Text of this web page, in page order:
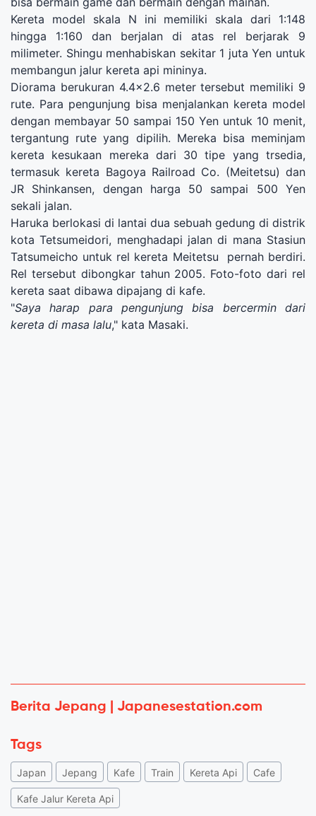
Kereta model skala N ini memiliki skala dari 1:148
hingga 1:160 dan berjalan di atas rel berjarak 9
milimeter. Shingu menhabiskan sekitar 1 juta Yen untuk
membangun jalur kereta api mininya.
Diorama berukuran 4.4x2.6 meter tersebut memiliki 9
rute. Para pengunjung bisa menjalankan kereta model
dengan membayar 50 sampai 150 Yen untuk 10 menit,
tergantung rute yang dipilih. Mereka bisa meminjam
kereta kesukaan mereka dari 30 tipe yang trsedia,
termasuk kereta Bagoya Railroad Co. (Meitetsu) dan
JR Shinkansen, dengan harga 50 sampai 500 Yen
sekali jalan.
Haruka berlokasi di lantai dua sebuah gedung di distrik
kota Tetsumeidori, menghadapi jalan di mana Stasiun
Tatsumeicho untuk rel kereta Meitetsu pernah berdiri.
Rel tersebut dibongkar tahun 2005. Foto-foto dari rel
kereta saat dibawa dipajang di kafe.
"Saya harap para pengunjung bisa bercermin dari
kereta di masa lalu," kata Masaki.
Berita Jepang | Japanesestation.com
Tags
Japan Jepang Kafe Train Kereta Api Cafe
Kafe Jalur Kereta Api